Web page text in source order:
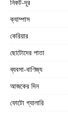
নিকট-দূর
ক্যাম্পাস
কেরিয়ার
ছোটোদের পাতা
ব্যবসা-বাণিজ্য
আজকের দিন
ফোটো গ্যালারি